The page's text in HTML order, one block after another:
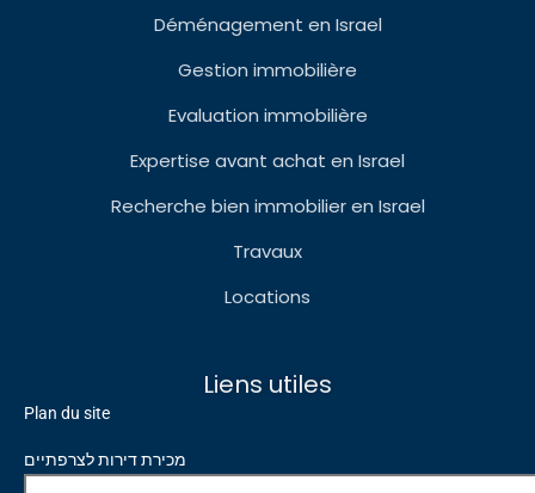
Déménagement en Israel
Gestion immobilière
Evaluation immobilière
Expertise avant achat en Israel
Recherche bien immobilier en Israel
Travaux
Locations
Liens utiles
Plan du site
מכירת דירות לצרפתיים